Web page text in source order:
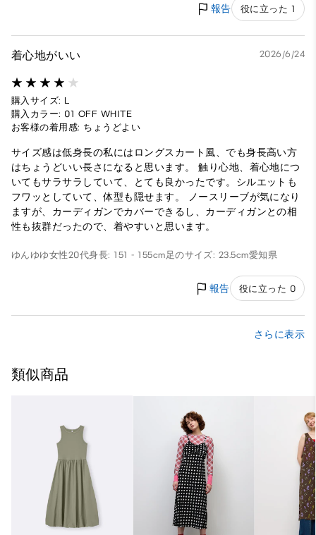
報告 役に立った 1
着心地がいい 2026/6/24
購入サイズ: L
購入カラー: 01 OFF WHITE
お客様の着用感: ちょうどよい
サイズ感は低身長の私にはロングスカート風、でも身長高い方
はちょうどいい長さになると思います。 触り心地、着心地につ
いてもサラサラしていて、とても良かったです。シルエットも
フワッとしていて、体型も隠せます。 ノースリーブが気になり
ますが、カーディガンでカバーできるし、カーディガンとの相
性も抜群だったので、着やすいと思います。
ゆんゆゆ女性20代身長: 151 - 155cm足のサイズ: 23.5cm愛知県
報告 役に立った 0
さらに表示
類似商品